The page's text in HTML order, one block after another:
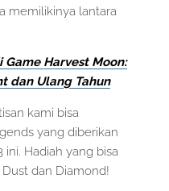
memilikinya lantara
Harvest Moon:
dan Ulang Tahun
kami bisa
yang diberikan
Hadiah yang bisa
dan Diamond!